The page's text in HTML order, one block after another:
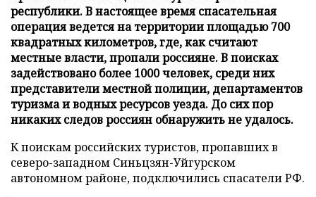
республики. В настоящее время спасательная
операция ведется на территории площадью 700
квадратных километров, где, как считают
местные власти, пропали россияне. В поисках
задействовано более 1000 человек, среди них
представители местной полиции, департаментов
туризма и водных ресурсов уезда. До сих пор
никаких следов россиян обнаружить не удалось.
К поискам российских туристов, пропавших в
северо-западном Синьцзян-Уйгурском
автономном районе, подключились спасатели РФ.